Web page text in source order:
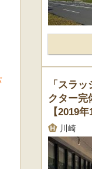
「スラ
クター完
【2019
川崎